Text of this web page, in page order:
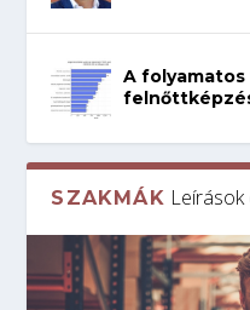
A folyamatos
SZAKMÁK